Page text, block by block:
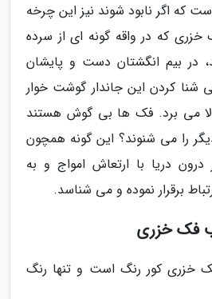
که اگر نابود شوند نیز این چرخه
که در واقه گونه ای از سرده
بیم انگشتان دست و پایشان
شنا کردن این جاندار گوشت خوار
می برد. فک ها بی گوش هستند
را می شنوند؟ این گونه همچون
درون دریا با ارتعاش امواج و به
برقرار نموده و می شناسد.
فک خزری
خزری کور رنگ است و تنها رنگ